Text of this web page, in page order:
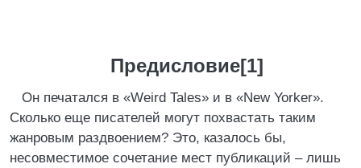
Предисловие[1]
Он печатался в «Weird Tales» и в «New Yorker».
Сколько еще писателей могут похвастать таким
жанровым раздвоением? Это, казалось бы,
несовместимое сочетание мест публикаций – лишь